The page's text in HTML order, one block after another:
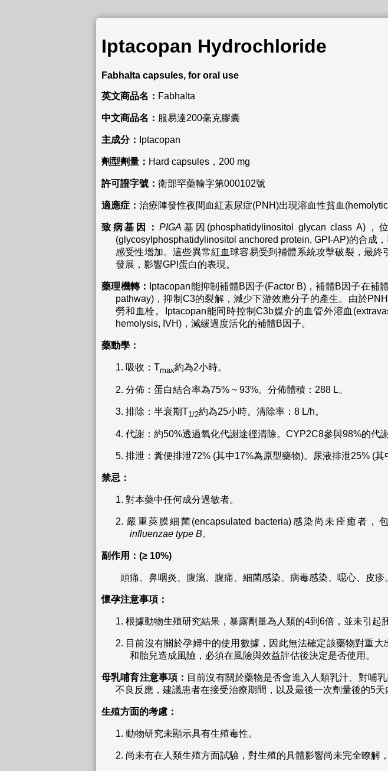
Iptacopan Hydrochloride
Fabhalta capsules, for oral use
英文商品名： Fabhalta
中文商品名： 服易達200毫克膠囊
主成分： Iptacopan
劑型劑量： Hard capsules，200 mg
許可證字號： 衛部罕藥輸字第000102號
適應症： 治療陣發性夜間血紅素尿症(PNH)出現溶血性貧血(hemolytic
致病基因：PIGA 基因(phosphatidylinositol glycan class A)
(glycosylphosphatidylinositol anchored protein, GPI-AP)的合成
感受性增加。這些異常紅血球容易受到補體系統攻擊破裂，最終
發展，影響GPI蛋白的表現。
藥理機轉：
Iptacopan能抑制補體B因子(Factor B)，補體B因子在
pathway)，抑制C3的裂解，減少下游效應分子的產生。由於
勞和血栓。Iptacopan能同時控制C3b媒介的血管外溶血
hemolysis, IVH)，減緩過度活化的補體B因子。
藥動學：
1. 吸收：Tmax約為2小時。
2. 分佈：蛋白結合率為75% ~ 93%。分佈體積：288 L。
3. 排除：半衰期T1/2約為25小時。清除率：8 L/h。
4. 代謝：約50%透過氧化代謝途徑清除。CYP2C8參與98%的代
5. 排泄：糞便排泄72% (其中17%為原型藥物)。尿液排泄25% (其
禁忌：
1. 對本藥中任何成分過敏者。
2. 嚴重莢膜細菌(encapsulated bacteria)感染尚未痊癒者，
influenzae type B。
副作用： (≥ 10%)
頭痛、鼻咽炎、腹瀉、腹痛、細菌感染、病毒感染、噁心、皮疹
懷孕注意事項：
1. 根據動物生殖研究結果，暴露劑量為人類的4到6倍，並未引起
2. 目前沒有關於孕婦中的使用數據，因此無法確定該藥物對重
和胎兒造成風險，必須在風險與效益評估後決定是否使用。
母乳哺育注意事項： 目前沒有關於藥物是否會進入人類乳汁、對哺
不良反應，建議患者在接受治療期間，以及最後一次劑量後的5天
生殖方面的考慮：
1. 動物研究未顯示具有生殖毒性。
2. 尚未有在人類生殖方面試驗，對生殖的具體影響尚未完全瞭解